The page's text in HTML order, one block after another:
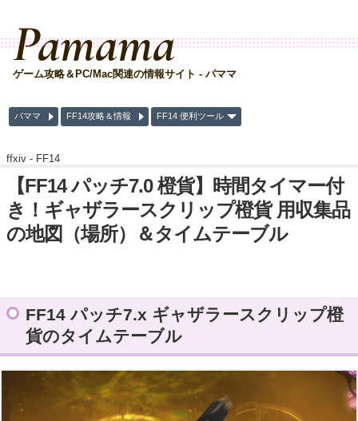
Pamama
ゲーム攻略＆PC/Mac関連の情報サイト - パママ
パママ FF14攻略＆情報 FF14 便利ツール
ffxiv - FF14
【FF14 パッチ7.0 橙貨】時間タイマー付
き！ギャザラースクリップ橙貨 用収集品
の地図（場所）＆タイムテーブル
FF14 パッチ7.x ギャザラースクリップ橙
貨のタイムテーブル